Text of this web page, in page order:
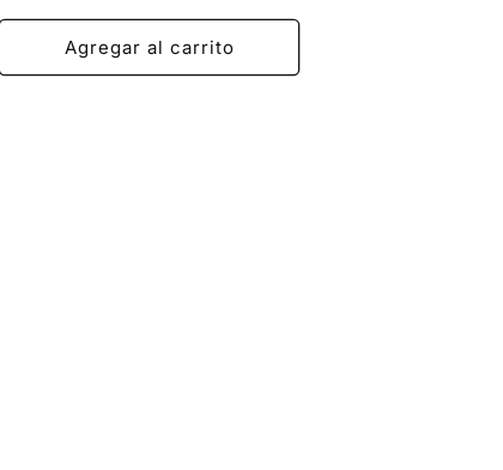
habitual
de
oferta
Agregar al carrito